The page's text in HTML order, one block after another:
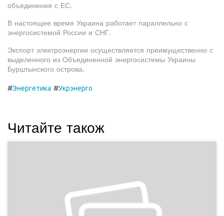
объединения с ЕС.
В настоящее время Украина работает параллельно с
энергосистемой России и СНГ.
Экспорт электроэнергии осуществляется преимущественно с
выделенного из Объединенной энергосистемы Украины
Бурштынского острова.
#Энергетика #Укрэнерго
Читайте також